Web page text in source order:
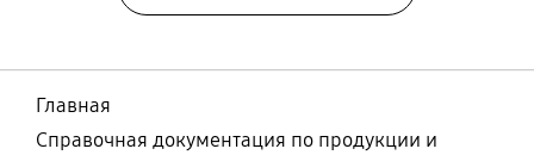
Главная
Справочная документация по продукции и